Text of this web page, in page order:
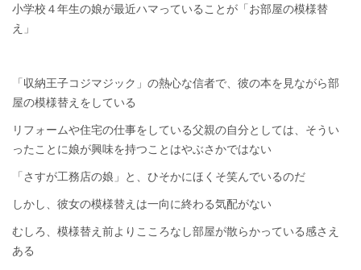
小学校４年生の娘が最近ハマっていることが「お部屋の模様替
え」
「収納王子コジマジック」の熱心な信者で、彼の本を見ながら部
屋の模様替えをしている
リフォームや住宅の仕事をしている父親の自分としては、そうい
ったことに娘が興味を持つことはやぶさかではない
「さすが工務店の娘」と、ひそかにほくそ笑んでいるのだ
しかし、彼女の模様替えは一向に終わる気配がない
むしろ、模様替え前よりこころなし部屋が散らかっている感さえ
ある